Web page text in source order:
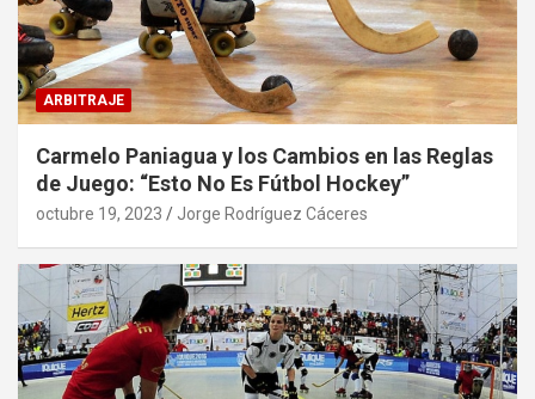
ARBITRAJE
Carmelo Paniagua y los Cambios en las Reglas
de Juego: “Esto No Es Fútbol Hockey”
octubre 19, 2023 Jorge Rodríguez Cáceres